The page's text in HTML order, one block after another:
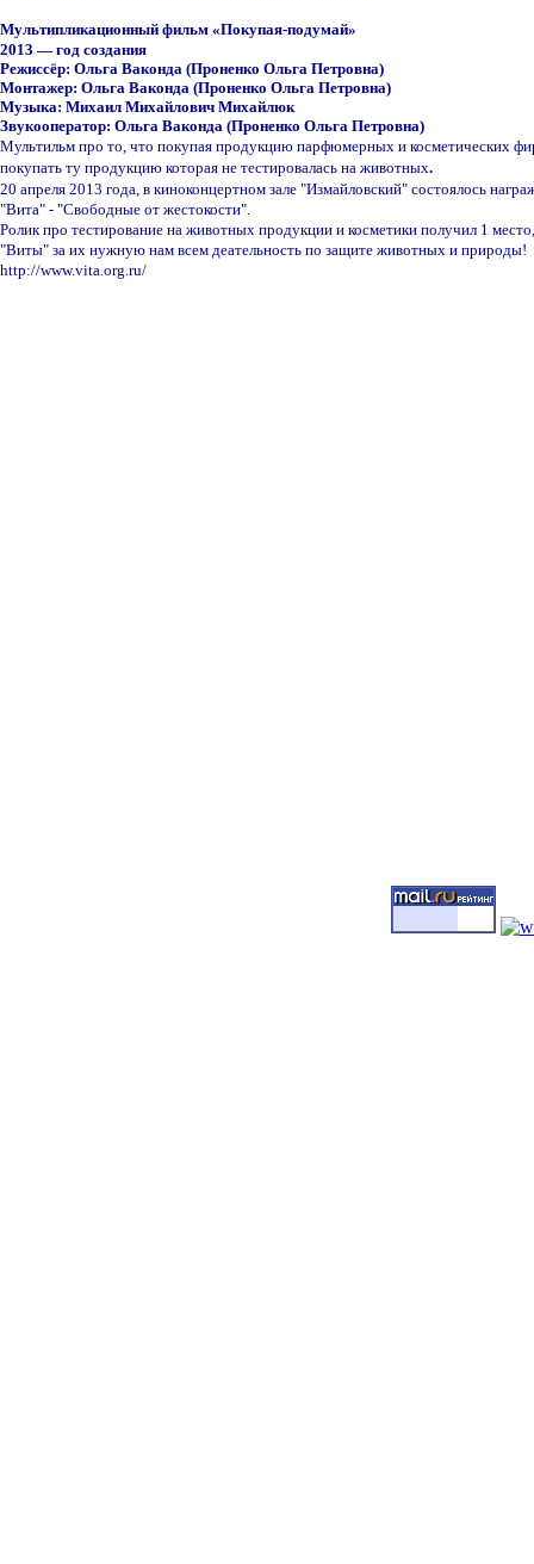
Мультипликационный фильм «Покупая-подумай»
2013 — год создания
Режиссёр: Ольга Ваконда (Проненко Ольга Петровна)
Монтажер: Ольга Ваконда (Проненко Ольга Петровна)
Музыка: Михаил Михайлович Михайлюк
Звукооператор: Ольга Ваконда (Проненко Ольга Петровна)
Мультильм про то, что покупая продукцию парфюмерных и косметических
покупать ту продукцию которая не тестировалась на животных.
20 апреля 2013 года, в киноконцертном зале "Измайловский" состоялось
"Вита" - "Свободные от жестокости".
Ролик про тестирование на животных продукции и косметики получил 1
"Виты" за их нужную нам всем деательность по защите животных и природы!
http://www.vita.org.ru/